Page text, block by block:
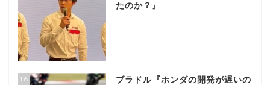
たのか？』
16 ブラドル『ホンダの開発が遅いの